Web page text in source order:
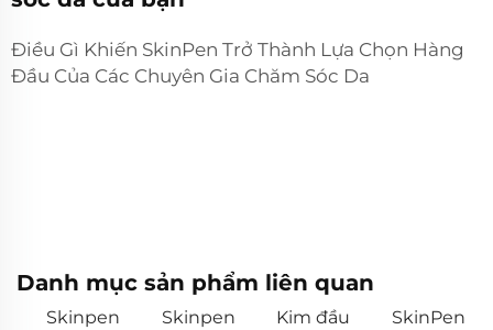
Điều Gì Khiến SkinPen Trở Thành Lựa Chọn Hàng
Đầu Của Các Chuyên Gia Chăm Sóc Da
Danh mục sản phẩm liên quan
Skinpen
Skinpen
Kim đầu
SkinPen